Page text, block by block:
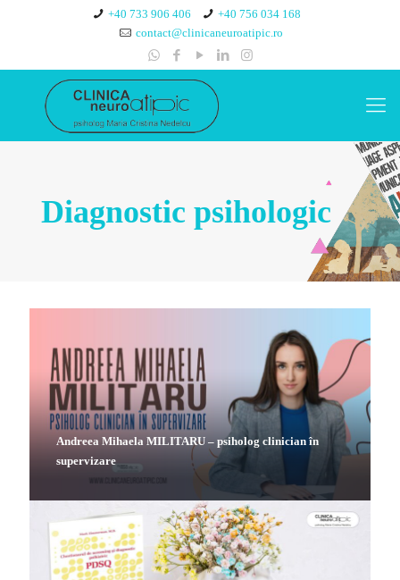
+40 733 906 406
+40 756 034 168
contact@clinicaneuroatipic.ro
Diagnostic psihologic
Andreea Mihaela MILITARU – psiholog clinician în
supervizare